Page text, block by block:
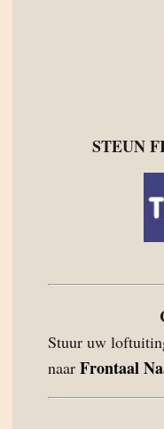
STEUN
Stuur uw
naar Frontaal